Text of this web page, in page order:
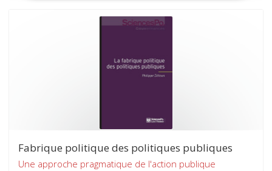
Fabrique politique des politiques publiques
Une approche pragmatique de l'action publique